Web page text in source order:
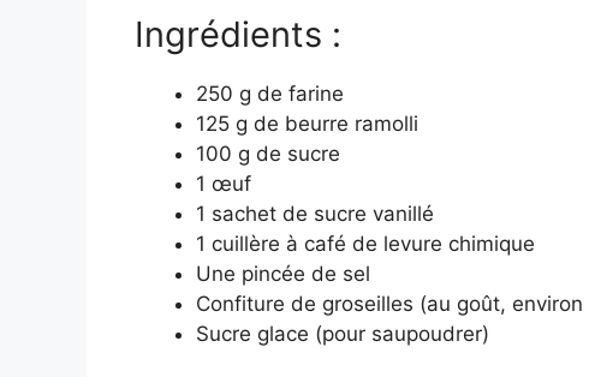
Ingrédients :
250 g de farine
125 g de beurre ramolli
100 g de sucre
1 œuf
1 sachet de sucre vanillé
1 cuillère à café de levure chimique
Une pincée de sel
Confiture de groseilles (au goût, environ
Sucre glace (pour saupoudrer)